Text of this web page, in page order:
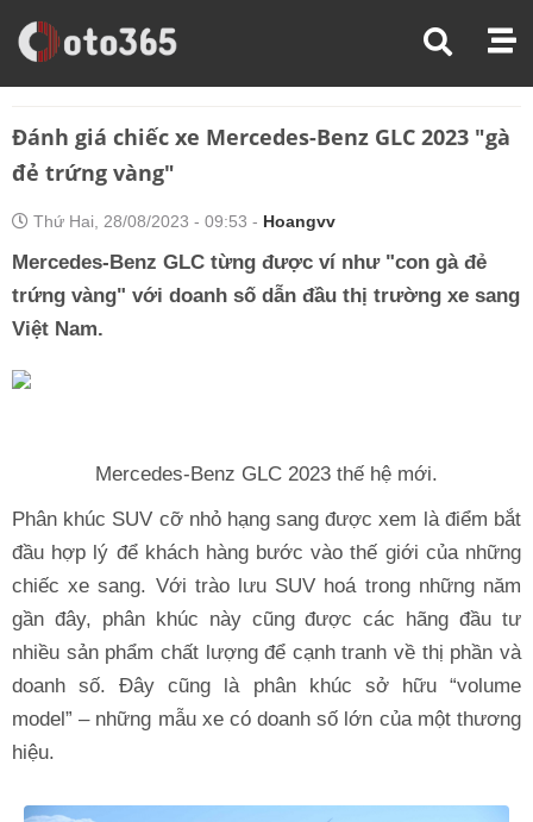
Trang Chủ
Đánh Giá Xe
Đánh giá chiếc xe Mercedes-Benz GLC 2023 "gà
đẻ trứng vàng"
Thứ Hai, 28/08/2023 - 09:53 - Hoangvv
Mercedes-Benz GLC từng được ví như "con gà đẻ
trứng vàng" với doanh số dẫn đầu thị trường xe sang
Việt Nam.
Mercedes-Benz GLC 2023 thế hệ mới.
Phân khúc SUV cỡ nhỏ hạng sang được xem là điểm bắt
đầu hợp lý để khách hàng bước vào thế giới của những
chiếc xe sang. Với trào lưu SUV hoá trong những năm
gần đây, phân khúc này cũng được các hãng đầu tư
nhiều sản phẩm chất lượng để cạnh tranh về thị phần và
doanh số. Đây cũng là phân khúc sở hữu “volume
model” – những mẫu xe có doanh số lớn của một thương
hiệu.